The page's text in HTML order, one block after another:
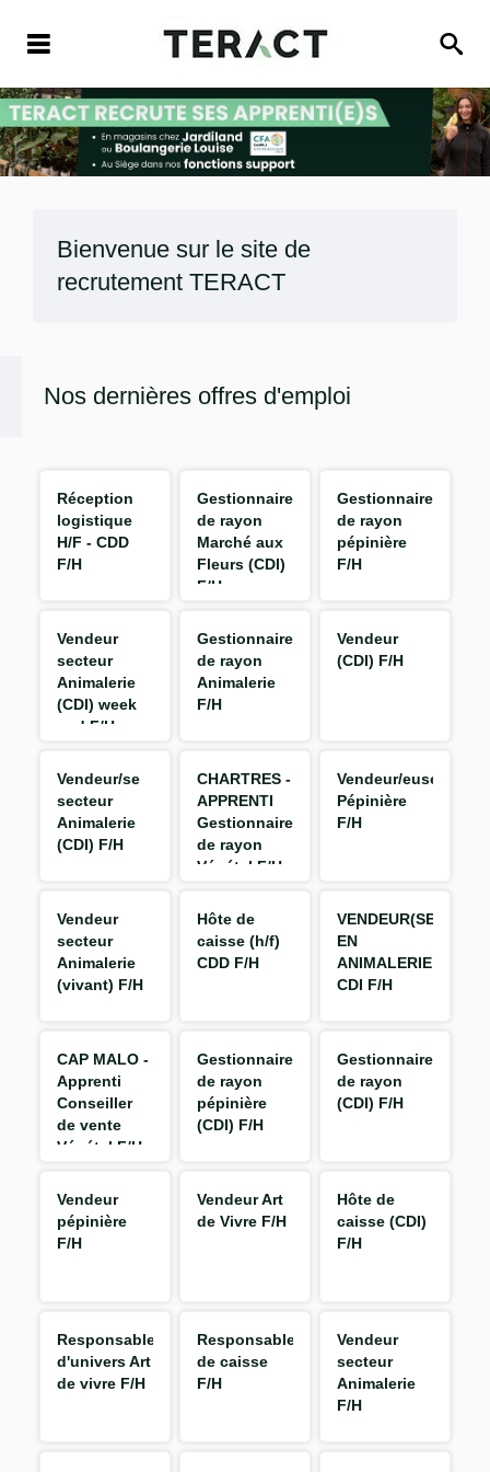
Bienvenue sur le site de
recrutement TERACT
Nos dernières offres d'emploi
Réception
logistique
H/F - CDD
F/H
Gestionnaire
de rayon
Marché aux
Fleurs (CDI)
F/H
Gestionnaire
de rayon
pépinière
F/H
Vendeur
secteur
Animalerie
(CDI) week
end F/H
Gestionnaire
de rayon
Animalerie
F/H
Vendeur
(CDI) F/H
Vendeur/se
secteur
Animalerie
(CDI) F/H
CHARTRES -
APPRENTI
Gestionnaire
de rayon
Végétal F/H
Vendeur/euse
Pépinière
F/H
Vendeur
secteur
Animalerie
(vivant) F/H
Hôte de
caisse (h/f)
CDD F/H
VENDEUR(SE)
EN
ANIMALERIE
CDI F/H
CAP MALO -
Apprenti
Conseiller
de vente
Végétal F/H
Gestionnaire
de rayon
pépinière
(CDI) F/H
Gestionnaire
de rayon
(CDI) F/H
Vendeur
pépinière
F/H
Vendeur Art
de Vivre F/H
Hôte de
caisse (CDI)
F/H
Responsable
d'univers Art
de vivre F/H
Responsable
de caisse
F/H
Vendeur
secteur
Animalerie
F/H